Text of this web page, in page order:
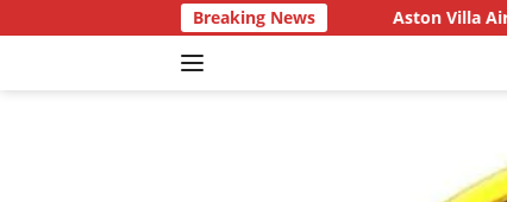
to
Breaking News
Aston Villa Airport di Arung